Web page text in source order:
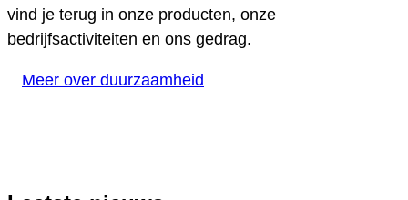
vind je terug in onze producten, onze
bedrijfsactiviteiten en ons gedrag.
Meer over duurzaamheid